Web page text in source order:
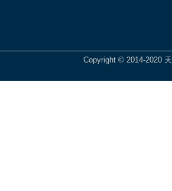
Copyright © 2014-2020